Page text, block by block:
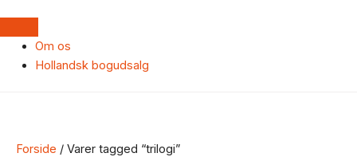
Om os
Hollandsk bogudsalg
Forside / Varer tagged “trilogi”